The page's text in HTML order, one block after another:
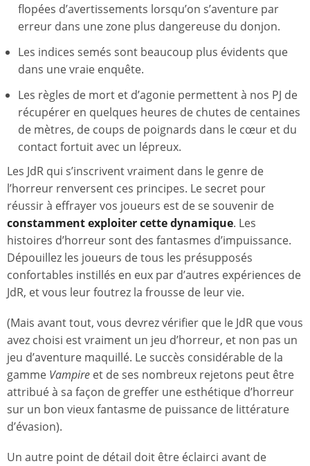
flopées d’avertissements lorsqu’on s’aventure par
erreur dans une zone plus dangereuse du donjon.
Les indices semés sont beaucoup plus évidents que
dans une vraie enquête.
Les règles de mort et d’agonie permettent à nos PJ de
récupérer en quelques heures de chutes de centaines
de mètres, de coups de poignards dans le cœur et du
contact fortuit avec un lépreux.
Les JdR qui s’inscrivent vraiment dans le genre de
l’horreur renversent ces principes. Le secret pour
réussir à effrayer vos joueurs est de se souvenir de
constamment exploiter cette dynamique. Les
histoires d’horreur sont des fantasmes d’impuissance.
Dépouillez les joueurs de tous les présupposés
confortables instillés en eux par d’autres expériences de
JdR, et vous leur foutrez la frousse de leur vie.
(Mais avant tout, vous devrez vérifier que le JdR que vous
avez choisi est vraiment un jeu d’horreur, et non pas un
jeu d’aventure maquillé. Le succès considérable de la
gamme Vampire et de ses nombreux rejetons peut être
attribué à sa façon de greffer une esthétique d’horreur
sur un bon vieux fantasme de puissance de littérature
d’évasion).
Un autre point de détail doit être éclairci avant de